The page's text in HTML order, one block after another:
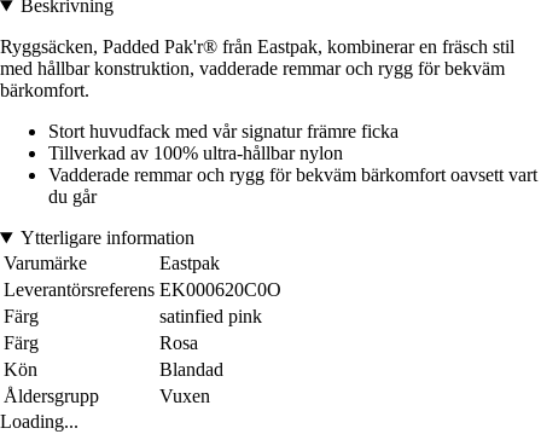
Beskrivning
Ryggsäcken, Padded Pak'r® från Eastpak, kombinerar en fräsch stil
med hållbar konstruktion, vadderade remmar och rygg för bekväm
bärkomfort.
Stort huvudfack med vår signatur främre ficka
Tillverkad av 100% ultra-hållbar nylon
Vadderade remmar och rygg för bekväm bärkomfort oavsett vart
du går
Ytterligare information
Varumärke
Eastpak
Leverantörsreferens EK000620C0O
Färg
satinfied pink
Färg
Rosa
Kön
Blandad
Åldersgrupp
Vuxen
Loading...